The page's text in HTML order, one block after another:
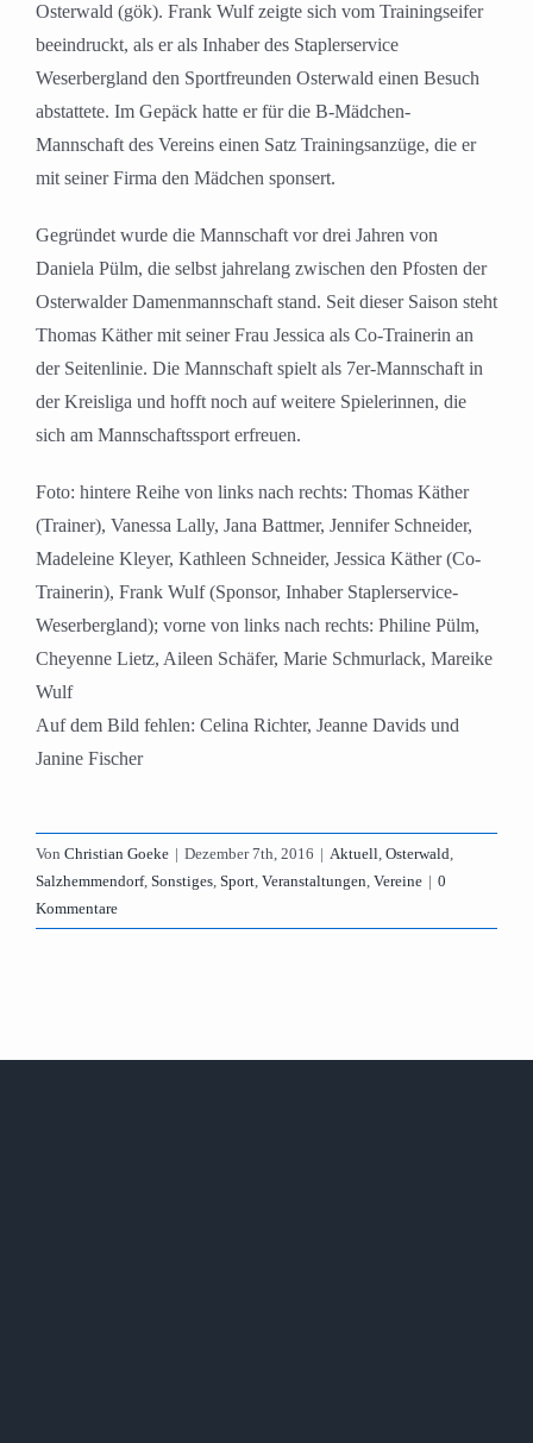
Osterwald (gök). Frank Wulf zeigte sich vom Trainingseifer
beeindruckt, als er als Inhaber des Staplerservice
Weserbergland den Sportfreunden Osterwald einen Besuch
abstattete. Im Gepäck hatte er für die B-Mädchen-
Mannschaft des Vereins einen Satz Trainingsanzüge, die er
mit seiner Firma den Mädchen sponsert.
Gegründet wurde die Mannschaft vor drei Jahren von
Daniela Pülm, die selbst jahrelang zwischen den Pfosten der
Osterwalder Damenmannschaft stand. Seit dieser Saison steht
Thomas Käther mit seiner Frau Jessica als Co-Trainerin an
der Seitenlinie. Die Mannschaft spielt als 7er-Mannschaft in
der Kreisliga und hofft noch auf weitere Spielerinnen, die
sich am Mannschaftssport erfreuen.
Foto: hintere Reihe von links nach rechts: Thomas Käther
(Trainer), Vanessa Lally, Jana Battmer, Jennifer Schneider,
Madeleine Kleyer, Kathleen Schneider, Jessica Käther (Co-
Trainerin), Frank Wulf (Sponsor, Inhaber Staplerservice-
Weserbergland); vorne von links nach rechts: Philine Pülm,
Cheyenne Lietz, Aileen Schäfer, Marie Schmurlack, Mareike
Wulf
Auf dem Bild fehlen: Celina Richter, Jeanne Davids und
Janine Fischer
Von Christian Goeke | Dezember 7th, 2016 | Aktuell, Osterwald,
Salzhemmendorf, Sonstiges, Sport, Veranstaltungen, Vereine | 0
Kommentare